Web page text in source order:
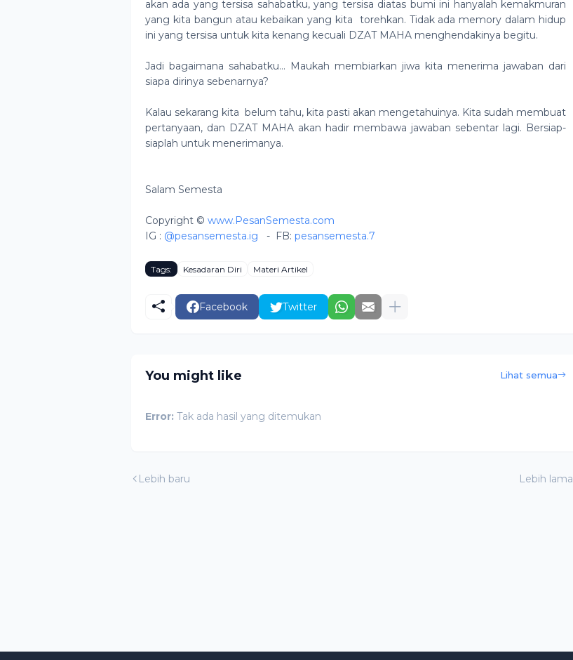
akan ada yang tersisa sahabatku, yang tersisa diatas bumi ini hanyalah kemakmuran
yang kita bangun atau kebaikan yang kita torehkan. Tidak ada memory dalam hidup
ini yang tersisa untuk kita kenang kecuali DZAT MAHA menghendakinya begitu.
Jadi bagaimana sahabatku… Maukah membiarkan jiwa kita menerima jawaban dari
siapa dirinya sebenarnya?
Kalau sekarang kita belum tahu, kita pasti akan mengetahuinya. Kita sudah membuat
pertanyaan, dan DZAT MAHA akan hadir membawa jawaban sebentar lagi. Bersiap-
siaplah untuk menerimanya.
Salam Semesta
Copyright © www.PesanSemesta.com
IG : @pesansemesta.ig - FB: pesansemesta.7
Tags: Kesadaran Diri Materi Artikel
Facebook Twitter
You might like Lihat semua
Error: Tak ada hasil yang ditemukan
Lebih baru Lebih lama